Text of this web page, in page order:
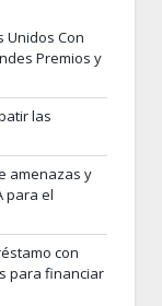
Unidos Con
Premios y
las
amenazas y
para el
con
para financiar